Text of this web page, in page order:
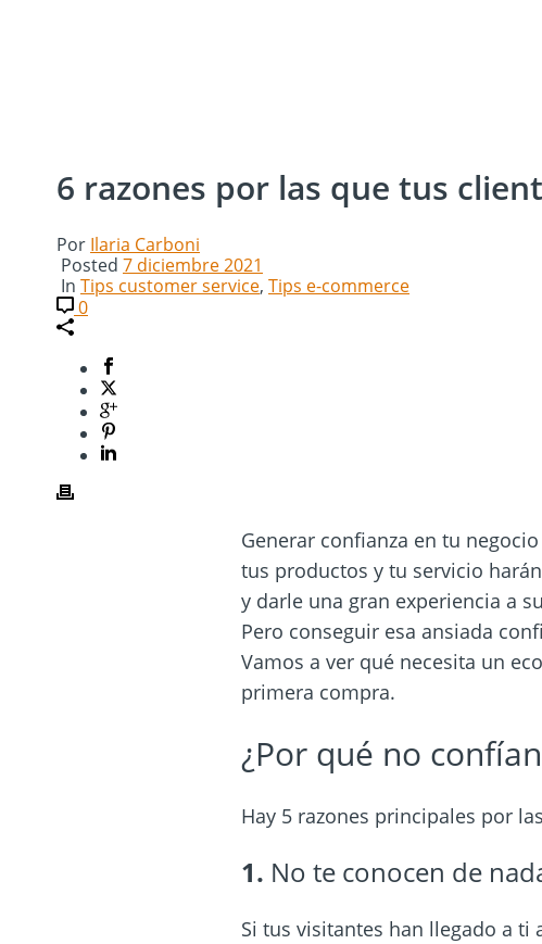
6 razones por las que tus
Por Ilaria Carboni
Posted 7 diciembre 2021
In Tips customer service, Tips e-commerce
0
Generar confianza en tu
tus productos y tu servicio
y darle una gran experiencia a
Pero conseguir esa ansiada
Vamos a ver qué necesita un
primera compra.
¿Por qué no
Hay 5 razones principales por
1. No te conocen de
Si tus visitantes han llegado a ti